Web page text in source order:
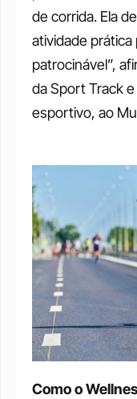
de corrida. Ela
atividade prática
patrocinável”,
da Sport Track
esportivo, ao
Como o